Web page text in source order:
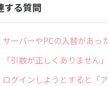
する質問
サーバーやPCの入替があっ
「引数が正しくありません
ログインしようとすると「